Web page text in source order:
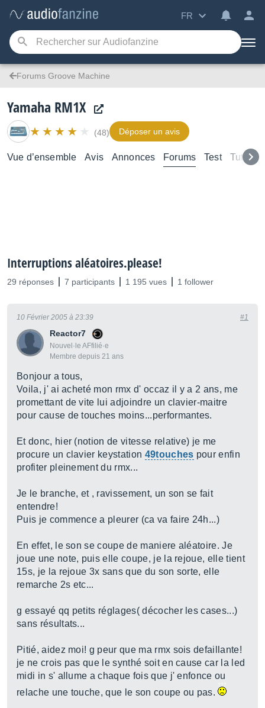
FR
Forums Groove Machine
Yamaha RM1X
(48) Déposer un avis
Vue d’ensemble Avis Annonces Forums Test
Interruptions aléatoires.please!
29 réponses 7 participants 1 195 vues 1 follower
Reactor7
Nouvel·le AFfilié·e
Membre depuis 21 ans
10 Février 2005 à 23:39 #1
Bonjour a tous,
Voila, j' ai acheté mon rmx d' occaz il y a 2 ans, me
promettant de vite lui adjoindre un clavier-maitre
pour cause de touches moins...performantes.
Et donc, hier (notion de vitesse relative) je me
procure un clavier keystation 49touches pour enfin
profiter pleinement du rmx...
Je le branche, et , ravissement, un son se fait
entendre!
Puis je commence a pleurer (ca va faire 24h...)
En effet, le son se coupe de maniere aléatoire. Je
joue une note, puis elle coupe, je la rejoue, elle tient
15s, je la rejoue 3x sans que du son sorte, elle
remarche 2s etc...
g essayé qq petits réglages( décocher les cases...)
sans résultats...
Pitié, aidez moi! g peur que ma rmx sois defaillante!
je ne crois pas que le synthé soit en cause car la led
midi in s' allume a chaque fois que j' enfonce ou
relache une touche, que le son coupe ou pas.